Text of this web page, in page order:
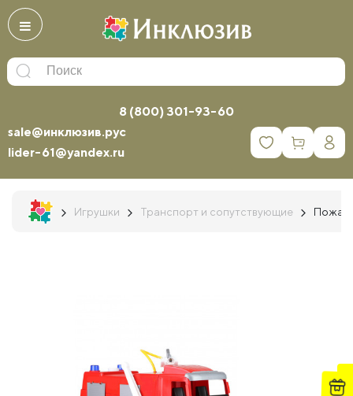
8 (800) 301-93-60
sale@инклюзив.рус
lider-61@yandex.ru
0
Игрушки Транспорт и сопутствующие